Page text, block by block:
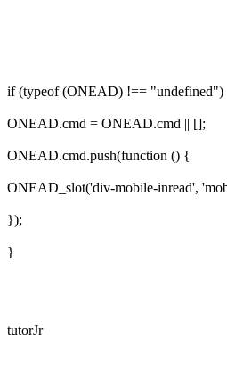
if (typeof (ONEAD) !==
ONEAD.cmd = ONEAD.cmd || [];
ONEAD.cmd.push(function () {
ONEAD_slot('div-mobile-inread',
});
}
tutorJr